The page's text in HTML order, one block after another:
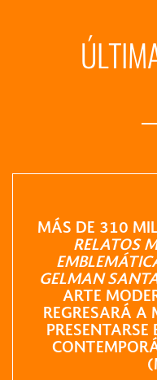
MÁS DE 310
RELATOS
GELMAN
ARTE
REGRESARÁ